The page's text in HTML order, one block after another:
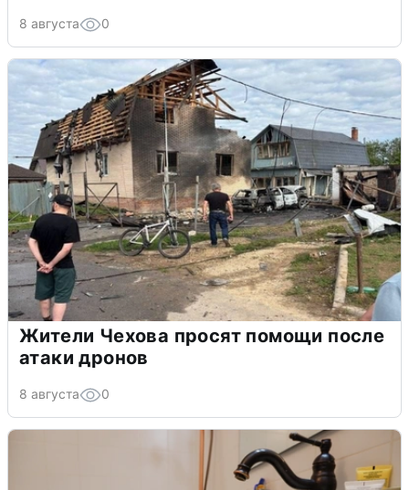
8 августа 0
Жители Чехова просят помощи после
атаки дронов
8 августа 0